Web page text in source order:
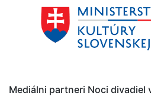
Mediálni partneri Noci